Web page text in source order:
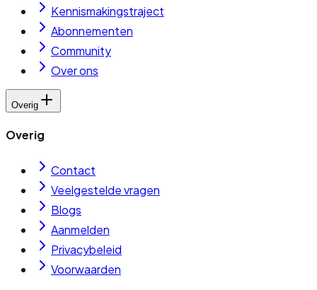
Kennismakingstraject
Abonnementen
Community
Over ons
Overig
Overig
Contact
Veelgestelde vragen
Blogs
Aanmelden
Privacybeleid
Voorwaarden